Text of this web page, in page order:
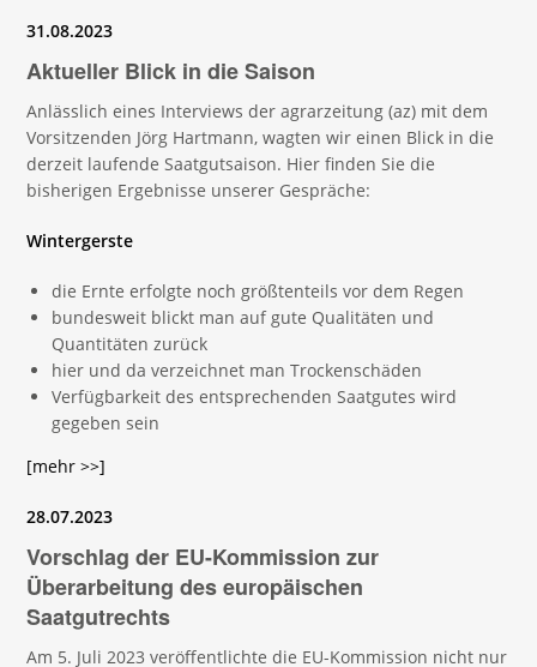
31.08.2023
Aktueller Blick in die Saison
Anlässlich eines Interviews der agrarzeitung (az) mit dem
Vorsitzenden Jörg Hartmann, wagten wir einen Blick in die
derzeit laufende Saatgutsaison. Hier finden Sie die
bisherigen Ergebnisse unserer Gespräche:
Wintergerste
die Ernte erfolgte noch größtenteils vor dem Regen
bundesweit blickt man auf gute Qualitäten und
Quantitäten zurück
hier und da verzeichnet man Trockenschäden
Verfügbarkeit des entsprechenden Saatgutes wird
gegeben sein
[mehr >>]
28.07.2023
Vorschlag der EU-Kommission zur
Überarbeitung des europäischen
Saatgutrechts
Am 5. Juli 2023 veröffentlichte die EU-Kommission nicht nur